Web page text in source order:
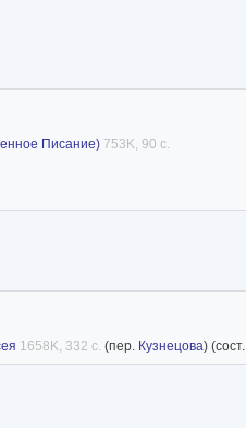
Писание) 753K, 90 с.
1658K, 332 с. (пер. Кузнецова) (сост.